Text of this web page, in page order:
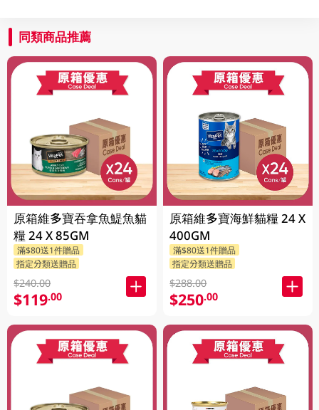
同類商品推薦
原箱維多寶吞拿魚鯷魚貓
糧 24 X 85GM
滿$80送1件贈品
指定分類送贈品
$240.00
$119.00
原箱維多寶海鮮貓糧 24 X
400GM
滿$80送1件贈品
指定分類送贈品
$288.00
$250.00